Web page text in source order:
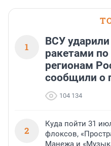
1
ВСУ
ракетами
регионам
сообщили о
104 134
2
Куда пойти 31
флоксов,
Манежа и